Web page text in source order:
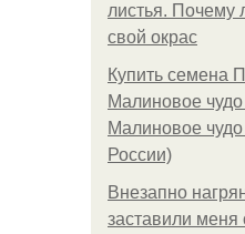
листья. Почему
свой окрас
Купить семена
Малиновое
Малиновое
России)
Внезапно
заставили меня